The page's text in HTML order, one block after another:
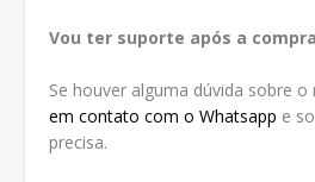
Vou ter suporte após a
Se houver alguma dúvida sobre o
em contato com o Whatsapp e
precisa.